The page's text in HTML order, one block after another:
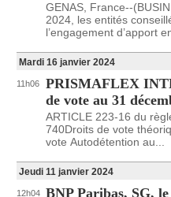
GENAS, France--
2024, les entités
l’engagement d’apport
Mardi 16 janvier 2024
11h06
PRISMAFLEX
de vote au 31
ARTICLE 223-16 du
740Droits de vote
vote Autodétention au...
Jeudi 11 janvier 2024
12h04 BNP Paribas, SG,